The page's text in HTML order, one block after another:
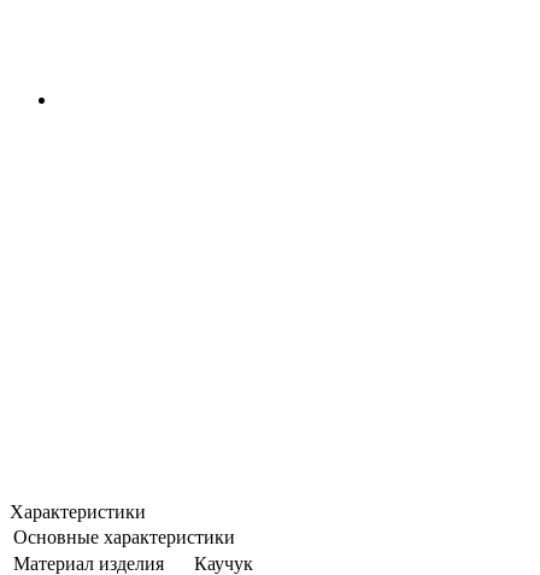
Характеристики
Основные характеристики
Материал изделия
Каучук